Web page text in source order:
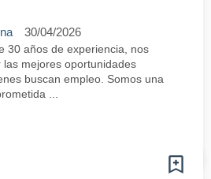
30/04/2026
30 años de experiencia, nos
mejores oportunidades
buscan empleo. Somos una
...